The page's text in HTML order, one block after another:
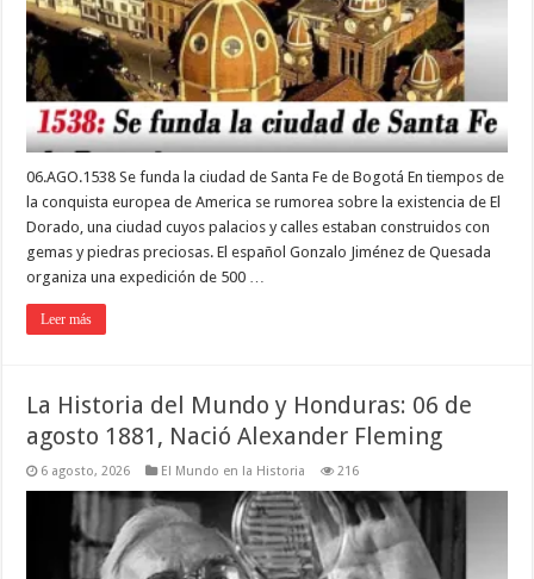
06.AGO.1538 Se funda la ciudad de Santa Fe de Bogotá En tiempos de
la conquista europea de America se rumorea sobre la existencia de El
Dorado, una ciudad cuyos palacios y calles estaban construidos con
gemas y piedras preciosas. El español Gonzalo Jiménez de Quesada
organiza una expedición de 500 …
Leer más
La Historia del Mundo y Honduras: 06 de
agosto 1881, Nació Alexander Fleming
6 agosto, 2026 El Mundo en la Historia 216